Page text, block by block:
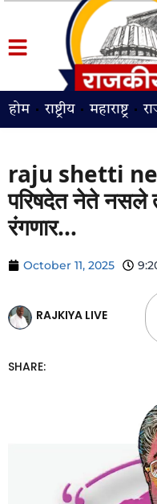
होम राष्ट्रीय महाराष्ट्र
raju shetti
परिषदेत नेते नसले
रंगणार…
October 11, 2025
RAJKIYA LIVE
SHARE: